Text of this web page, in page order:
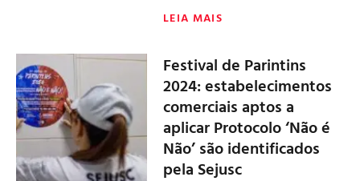
LEIA MAIS
Festival de Parintins
2024: estabelecimentos
comerciais aptos a
aplicar Protocolo ‘Não é
Não’ são identificados
pela Sejusc